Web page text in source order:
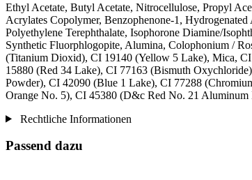
Ethyl Acetate, Butyl Acetate, Nitrocellulose, Propyl
Acrylates Copolymer, Benzophenone-1,
Polyethylene Terephthalate, Isophorone Diamine/
Synthetic Fluorphlogopite, Alumina, Colophonium /
(Titanium Dioxid), CI 19140 (Yellow 5 Lake), Mica,
15880 (Red 34 Lake), CI 77163 (Bismuth
Powder), CI 42090 (Blue 1 Lake), CI 77288
Orange No. 5), CI 45380 (D&c Red No. 21
Rechtliche Informationen
Passend dazu